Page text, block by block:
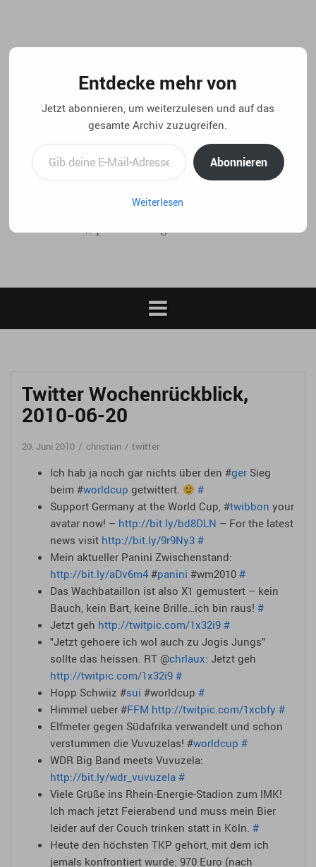
Twitter Wochenrückblick,
2010-06-20
20. Juni 2010 christian twitter
Ich hab ja noch gar nichts über den #ger Sieg
beim #worldcup getwittert.
#
Support Germany at the World Cup, #twibbon your
avatar now! – http://bit.ly/bd8DLN – For the latest
news visit http://bit.ly/9r9Ny3 #
Mein aktueller Panini Zwischenstand:
http://bit.ly/aDv6m4 #panini #wm2010 #
Das Wachbataillon ist also X1 gemustert – kein
Bauch, kein Bart, keine Brille…ich bin raus! #
Jetzt geh http://twitpic.com/1x32i9 #
"Jetzt gehoere ich wol auch zu Jogis Jungs"
sollte das heissen. RT @chrlaux: Jetzt geh
http://twitpic.com/1x32i9 #
Hopp Schwiiz #sui #worldcup #
Himmel ueber #FFM http://twitpic.com/1xcbfy #
Elfmeter gegen Südafrika verwandelt und schon
verstummen die Vuvuzelas! #worldcup #
WDR Big Band meets Vuvuzela:
http://bit.ly/wdr_vuvuzela #
Viele Grüße ins Rhein-Energie-Stadion zum IMK!
Ich mach jetzt Feierabend und muss mein Bier
leider auf der Couch trinken statt in Köln. #
Heute den höchsten TKP gehört, mit dem ich
jemals konfrontiert wurde: 970 Euro (nach
Entdecke mehr von
Jetzt abonnieren, um weiterzulesen und auf das
gesamte Archiv zuzugreifen.
Gib deine E-Mail-Adresse ein ...
Abonnieren
Weiterlesen